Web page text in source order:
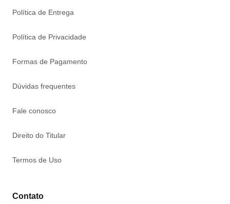
Política de Entrega
Política de Privacidade
Formas de Pagamento
Dúvidas frequentes
Fale conosco
Direito do Titular
Termos de Uso
Contato